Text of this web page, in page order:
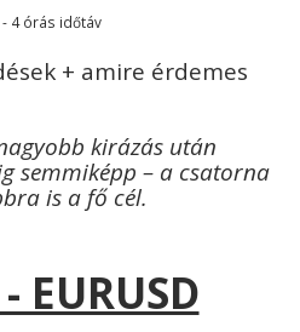
- 4 órás időtáv
+ amire érdemes
kirázás után
semmiképp – a csatorna
is a fő cél.
EURUSD